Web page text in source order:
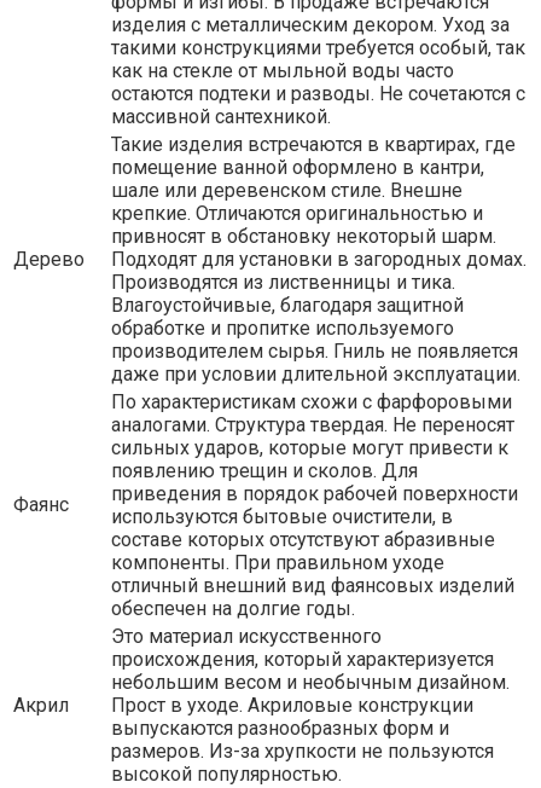
изделия с металлическим декором. Уход за
такими конструкциями требуется особый, так
как на стекле от мыльной воды часто
остаются подтеки и разводы. Не сочетаются с
массивной сантехникой.
Дерево
Такие изделия встречаются в квартирах, где
помещение ванной оформлено в кантри,
шале или деревенском стиле. Внешне
крепкие. Отличаются оригинальностью и
привносят в обстановку некоторый шарм.
Подходят для установки в загородных домах.
Производятся из лиственницы и тика.
Влагоустойчивые, благодаря защитной
обработке и пропитке используемого
производителем сырья. Гниль не появляется
даже при условии длительной эксплуатации.
Фаянс
По характеристикам схожи с фарфоровыми
аналогами. Структура твердая. Не переносят
сильных ударов, которые могут привести к
появлению трещин и сколов. Для
приведения в порядок рабочей поверхности
используются бытовые очистители, в
составе которых отсутствуют абразивные
компоненты. При правильном уходе
отличный внешний вид фаянсовых изделий
обеспечен на долгие годы.
Акрил
Это материал искусственного
происхождения, который характеризуется
небольшим весом и необычным дизайном.
Прост в уходе. Акриловые конструкции
выпускаются разнообразных форм и
размеров. Из-за хрупкости не пользуются
высокой популярностью.